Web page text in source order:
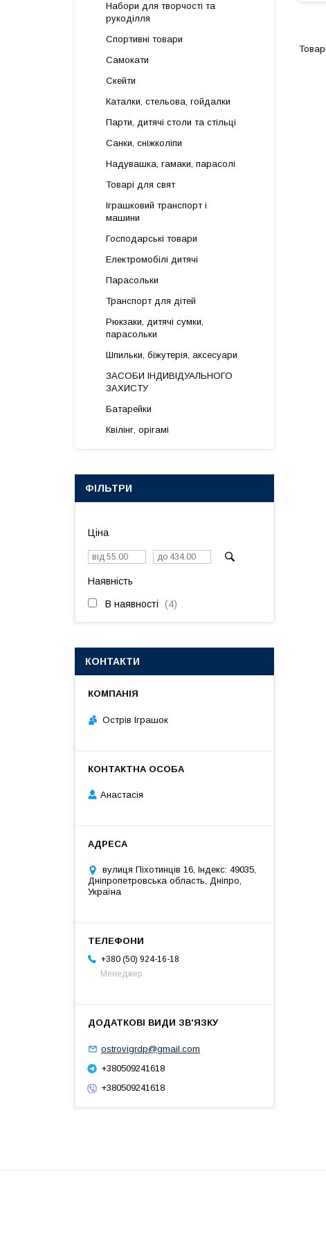
Набори для творчості та
рукоділля
Спортивні товари
Самокати
Скейти
Каталки, стельова, гойдалки
Парти, дитячі столи та стільці
Санки, сніжколіпи
Надувашка, гамаки, парасолі
Товарі для свят
Іграшковий транспорт і
машини
Господарські товари
Електромобілі дитячі
Парасольки
Транспорт для дітей
Рюкзаки, дитячі сумки,
парасольки
Шпильки, біжутерія, аксесуари
ЗАСОБИ ІНДИВІДУАЛЬНОГО
ЗАХИСТУ
Батарейки
Квілінг, орігамі
ФІЛЬТРИ
Ціна
Наявність
В наявності 4
КОНТАКТИ
Острів Іграшок
Анастасія
вулиця Піхотинців 16, Індекс: 49035,
Дніпропетровська область, Дніпро,
Україна
+380 (50) 924-16-18
Менеджер
ostrovigrdp@gmail.com
+380509241618
+380509241618